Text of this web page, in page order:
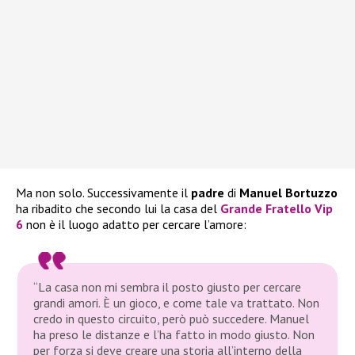
Ma non solo. Successivamente il padre di Manuel Bortuzzo
ha ribadito che secondo lui la casa del Grande Fratello Vip
6 non è il luogo adatto per cercare l’amore:
“La casa non mi sembra il posto giusto per cercare
grandi amori. È un gioco, e come tale va trattato. Non
credo in questo circuito, però può succedere. Manuel
ha preso le distanze e l’ha fatto in modo giusto. Non
per forza si deve creare una storia all’interno della